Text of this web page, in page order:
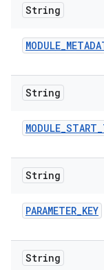
String
MODULE_
String
MODULE_START_
String
PARAMETER_KEY
String